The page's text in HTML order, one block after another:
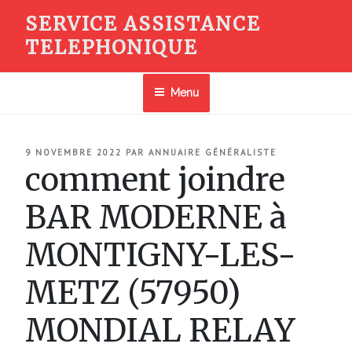
contenu
SERVICE ASSISTANCE
TELEPHONIQUE
Menu
PUBLIÉ
9 NOVEMBRE 2022 PAR ANNUAIRE GÉNÉRALISTE
comment joindre
BAR MODERNE à
MONTIGNY-LES-
METZ (57950)
MONDIAL RELAY